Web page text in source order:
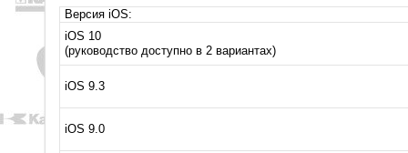
Версия iOS:
iOS 10
(руководство доступно в 2 вариантах)
iOS 9.3
iOS 9.0